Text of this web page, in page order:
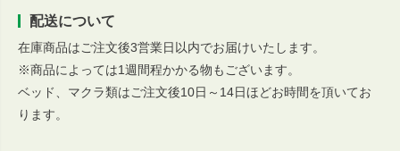
配送について
在庫商品はご注文後3営業日以内でお届けいたします。
※商品によっては1週間程かかる物もございます。
ベッド、マクラ類はご注文後10日～14日ほどお時間を頂いてお
ります。